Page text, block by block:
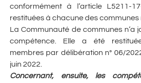
conformément à l’article L5211-
restituées à chacune des communes
La Communauté de communes n’a
compétence. Elle a été
membres par délibération n° 06/
juin 2022.
Concernant, ensuite, les